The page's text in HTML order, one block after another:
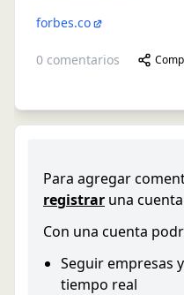
forbes.co
0 comentarios
Para agregar
registrar una
Con una cuenta
Seguir empresas
tiempo real